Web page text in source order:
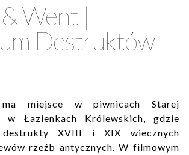
Went |
Destruktów
miejsce w piwnicach Starej
w Łazienkach Królewskich, gdzie
destrukty XVIII i XIX wiecznych
rzeźb antycznych. W filmowym